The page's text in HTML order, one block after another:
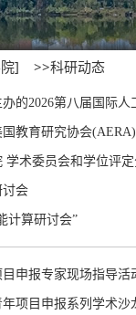
] >>科研动态
的2026第八届国际
教育研究协会
学术委员会和学位评
讨会
计算研讨会”
申报专家现场指导活
项目申报系列学术沙